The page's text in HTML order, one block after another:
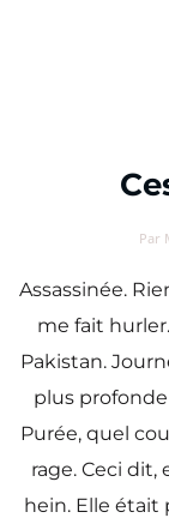
Par
Assassinée.
me fait
Pakistan.
plus
Purée, quel
rage. Ceci dit,
hein. Elle était